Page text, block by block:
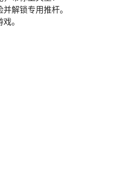
解锁专用推杆。
。